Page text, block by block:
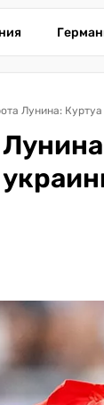
Лунина: